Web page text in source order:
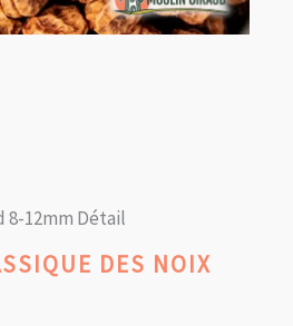
8-12mm Détail
DES NOIX